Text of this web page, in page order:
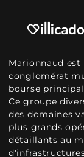
Marionnaud
conglomérat
bourse
Ce groupe
des domaines
plus grands
détaillants au